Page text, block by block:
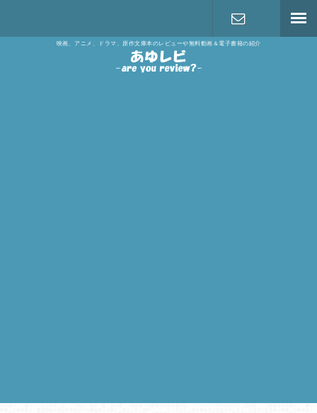
映画、アニメ、ドラマ、原作文庫本のレビューや無料動画＆電子書籍の紹介